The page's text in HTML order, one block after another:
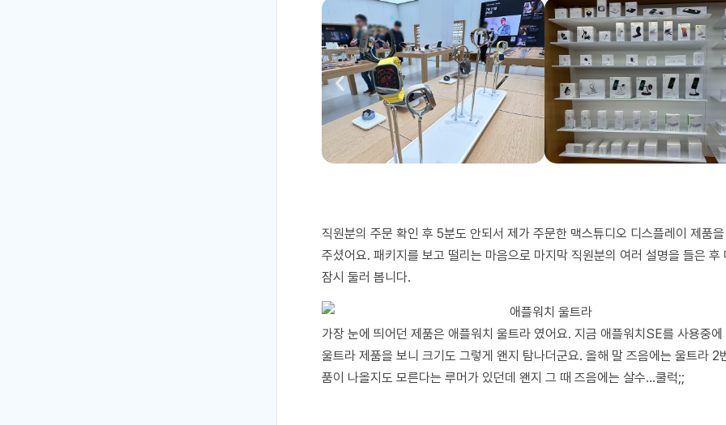
직원분의 주문 확인 후 5분도 안되서 제가 주문한 맥스튜디오 디스플레이 제품
주셨어요. 패키지를 보고 떨리는 마음으로 마지막 직원분의 여러 설명을 들은 후
잠시 둘러 봅니다.
가장 눈에 띄어던 제품은 애플워치 울트라 였어요. 지금 애플워치 SE를 사용중에
울트라 제품을 보니 크기도 그렇게 왠지 탐나더군요. 올해 말 즈음에는 울트라 2
품이 나올지도 모른다는 루머가 있던데 왠지 그 때 즈음에는 살수…쿨럭;;